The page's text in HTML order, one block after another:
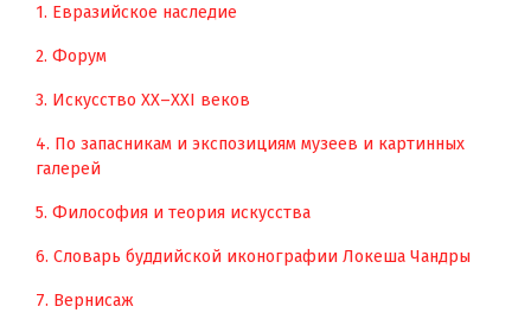
1. Евразийское наследие
2. Форум
3. Искусство XX–XXI веков
4. По запасникам и экспозициям музеев и картинных
галерей
5. Философия и теория искусства
6. Словарь буддийской иконографии Локеша Чандры
7. Вернисаж